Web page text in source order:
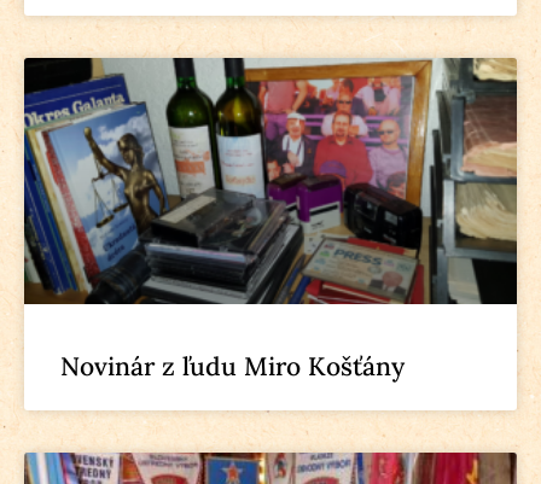
Novinár z ľudu Miro Košťány